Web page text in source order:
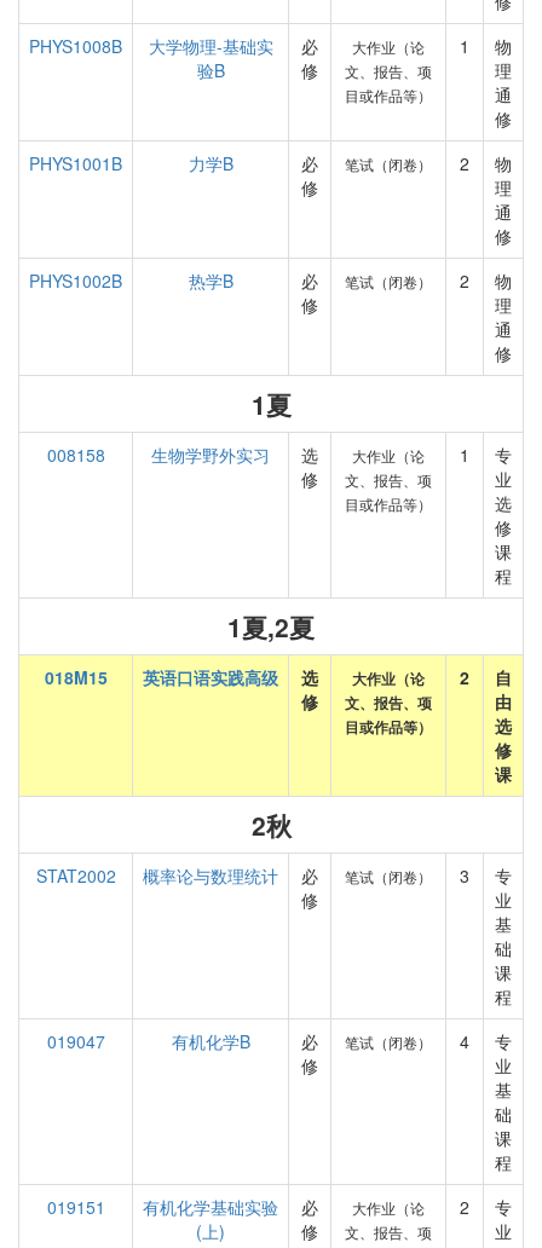
PHYS1008B
大学物理-基础实
验B
必
修
大作业（论
文、报告、项
目或作品等）
1
物
理
通
修
PHYS1001B
力学B
必
修
笔试（闭卷） 2
物
理
通
修
PHYS1002B
热学B
必
修
笔试（闭卷） 2
物
理
通
修
1夏
008158 生物学野外实习
选
修
大作业（论
文、报告、项
目或作品等）
1
专
业
选
修
课
程
1夏,2夏
018M15 英语口语实践高级
选
修
大作业（论
文、报告、项
目或作品等）
2
自
由
选
修
课
2秋
STAT2002 概率论与数理统计
必
修
笔试（闭卷） 3
专
业
基
础
课
程
019047
有机化学B
必
修
笔试（闭卷） 4
专
业
基
础
课
程
019151
有机化学基础实验
(上)
必
修
大作业（论
文、报告、项
2
专
业